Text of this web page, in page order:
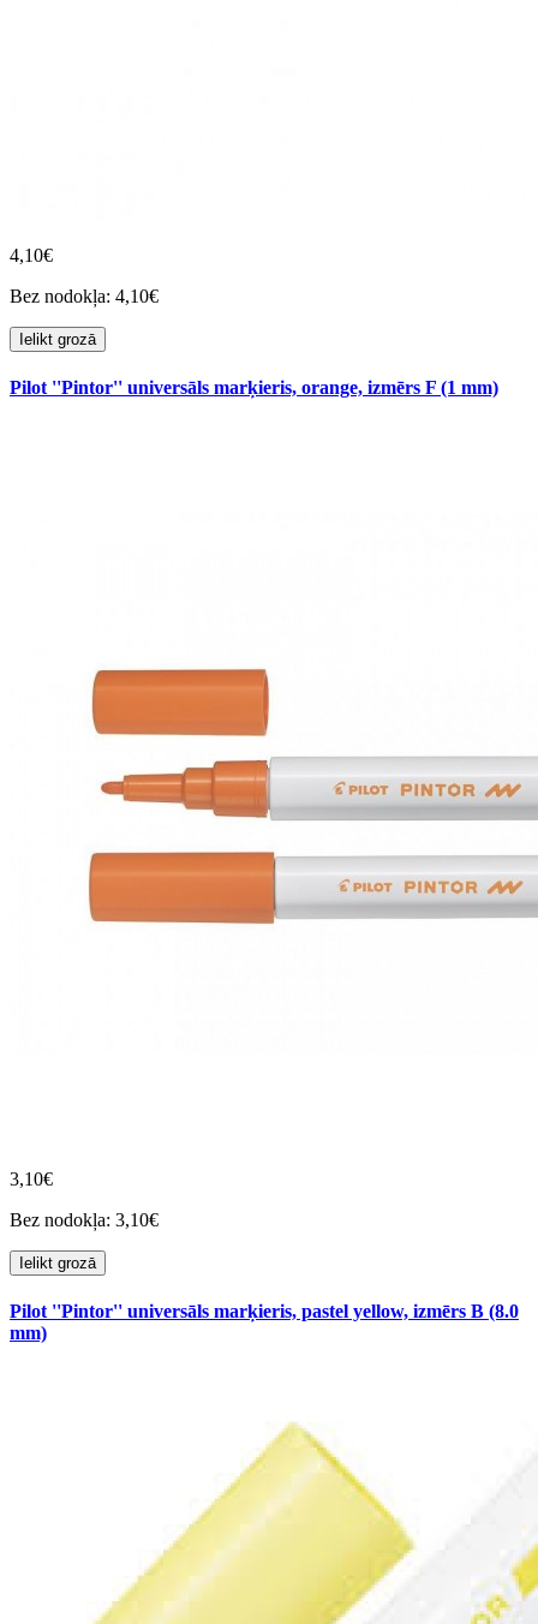
4,10€
Bez nodokļa: 4,10€
Ielikt grozā
Pilot ''Pintor'' universāls marķieris, orange, izmērs F (1 mm)
3,10€
Bez nodokļa: 3,10€
Ielikt grozā
Pilot ''Pintor'' universāls marķieris, pastel yellow, izmērs B (8.0
mm)